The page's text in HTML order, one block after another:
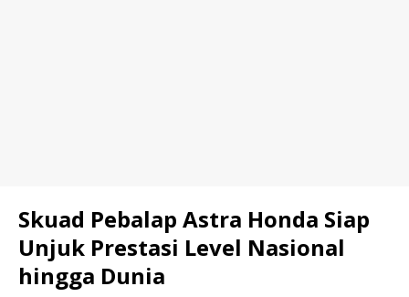
Skuad Pebalap Astra Honda Siap
Unjuk Prestasi Level Nasional
hingga Dunia